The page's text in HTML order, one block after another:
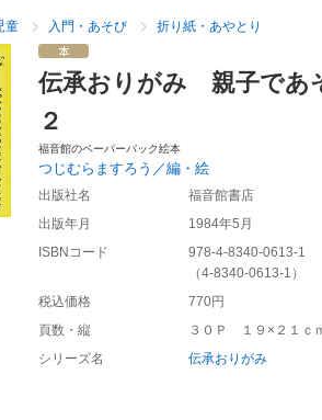
童 入門・あそび 折り紙・あやとり
伝承おりがみ 親子であ
２
福音館のペーパーバック絵本
つじむらますろう／編・絵
出版社名
福音館書店
出版年月
1984年5月
ISBNコード
978-4-8340-0613-1
（4-8340-0613-1 ）
税込価格
770円
頁数・縦
３０Ｐ １９×２１ｃ
シリーズ名
伝承おりがみ